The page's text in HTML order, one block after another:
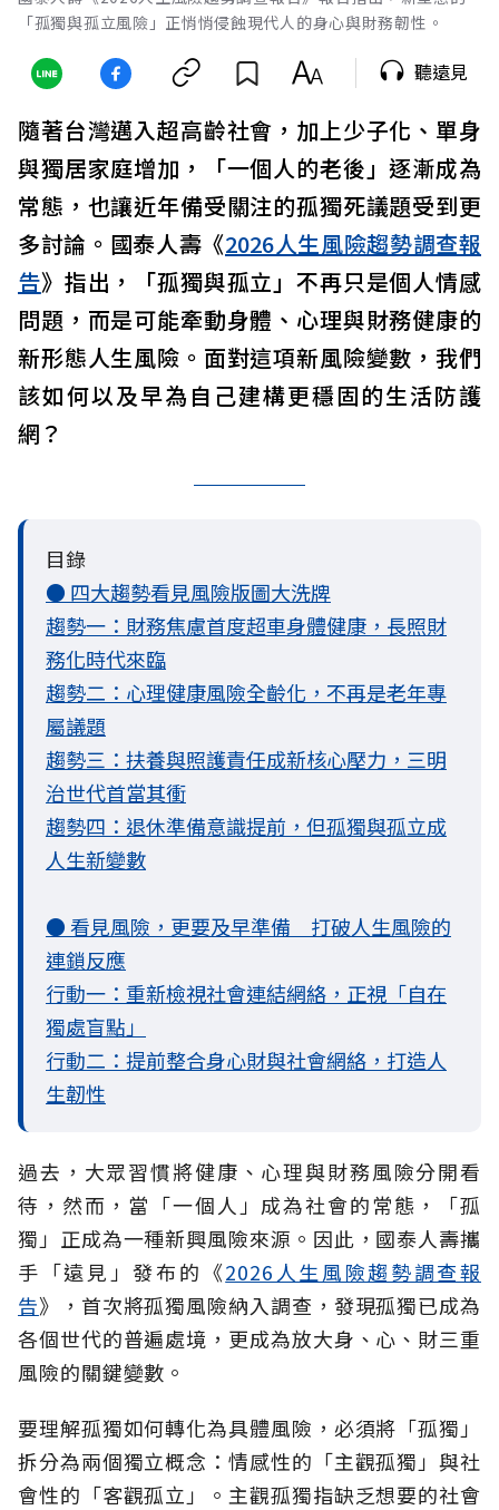
「孤獨與孤立風險」正悄悄侵蝕現代人的身心與財務韌性。
聽遠見
隨著台灣邁入超高齡社會，加上少子化、單身
與獨居家庭增加，「一個人的老後」逐漸成為
常態，也讓近年備受關注的孤獨死議題受到更
多討論。國泰人壽《2026人生風險趨勢調查報
告》指出，「孤獨與孤立」不再只是個人情感
問題，而是可能牽動身體、心理與財務健康的
新形態人生風險。面對這項新風險變數，我們
該如何以及早為自己建構更穩固的生活防護
網？
目錄
● 四大趨勢看見風險版圖大洗牌
趨勢一：財務焦慮首度超車身體健康，長照財
務化時代來臨
趨勢二：心理健康風險全齡化，不再是老年專
屬議題
趨勢三：扶養與照護責任成新核心壓力，三明
治世代首當其衝
趨勢四：退休準備意識提前，但孤獨與孤立成
人生新變數
● 看見風險，更要及早準備 打破人生風險的
連鎖反應
行動一：重新檢視社會連結網絡，正視「自在
獨處盲點」
行動二：提前整合身心財與社會網絡，打造人
生韌性
過去，大眾習慣將健康、心理與財務風險分開看
待，然而，當「一個人」成為社會的常態，「孤
獨」正成為一種新興風險來源。因此，國泰人壽攜
手「遠見」發布的《2026人生風險趨勢調查報
告》，首次將孤獨風險納入調查，發現孤獨已成為
各個世代的普遍處境，更成為放大身、心、財三重
風險的關鍵變數。
要理解孤獨如何轉化為具體風險，必須將「孤獨」
拆分為兩個獨立概念：情感性的「主觀孤獨」與社
會性的「客觀孤立」。主觀孤獨指缺乏想要的社會